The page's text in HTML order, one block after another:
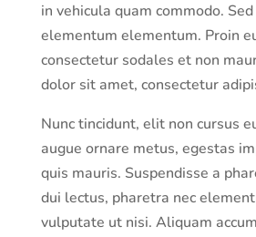
in vehicula quam commodo.
elementum elementum. Proin
consectetur sodales et non
dolor sit amet, consectetur
Nunc tincidunt, elit non cursus
augue ornare metus, egestas
quis mauris. Suspendisse a
dui lectus, pharetra nec
vulputate ut nisi. Aliquam